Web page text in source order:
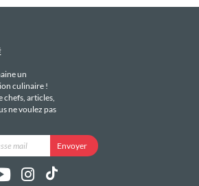
un
culinaire !
chefs, articles,
ne voulez pas